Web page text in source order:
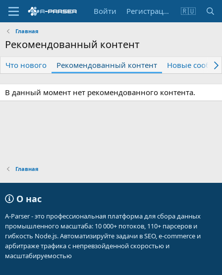
Войти Регистрация 🇷🇺
Главная
Рекомендованный контент
Что нового Рекомендованный контент Новые
В данный момент нет рекомендованного контента.
Главная
О нас
A-Parser - это профессиональная платформа для сбора данных
промышленного масштаба: 10 000+ потоков, 110+ парсеров и
гибкость Node.js. Автоматизируйте задачи в SEO, e-commerce и
арбитраже трафика с непревзойденной скоростью и
масштабируемостью